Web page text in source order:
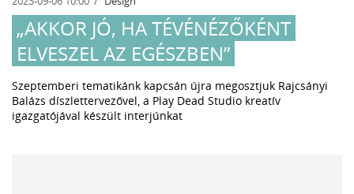
„AKKOR JÓ, HA TÉVÉNÉZŐKÉNT
ELVESZEL AZ EGÉSZBEN”
Szeptemberi tematikánk kapcsán újra megosztjuk Rajcsányi
Balázs díszlettervezővel, a Play Dead Studio kreatív
igazgatójával készült interjúnkat